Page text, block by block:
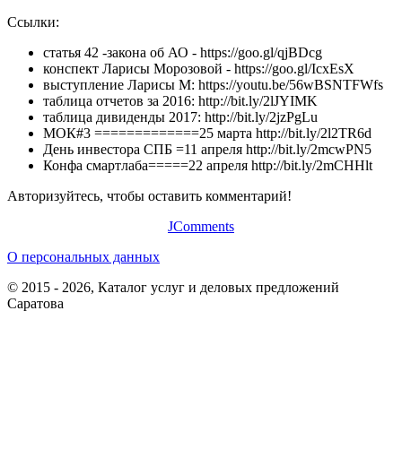
Ссылки:
статья 42 -закона об АО - https://goo.gl/qjBDcg
конспект Ларисы Морозовой - https://goo.gl/IcxEsX
выступление Ларисы М: https://youtu.be/56wBSNTFWfs
таблица отчетов за 2016: http://bit.ly/2lJYIMK
таблица дивиденды 2017: http://bit.ly/2jzPgLu
МОК#3 =============25 марта http://bit.ly/2l2TR6d
День инвестора СПБ =11 апреля http://bit.ly/2mcwPN5
Конфа смартлаба=====22 апреля http://bit.ly/2mCHHlt
Авторизуйтесь, чтобы оставить комментарий!
JComments
О персональных данных
© 2015 - 2026, Каталог услуг и деловых предложений
Саратова